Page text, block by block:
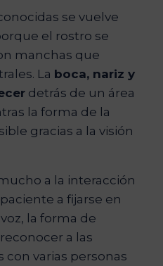
se vuelve
el rostro se
manchas que
La boca, nariz y
detrás de un área
la forma de la
gracias a la visión
a la interacción
a fijarse en
la forma de
a las
con varias personas